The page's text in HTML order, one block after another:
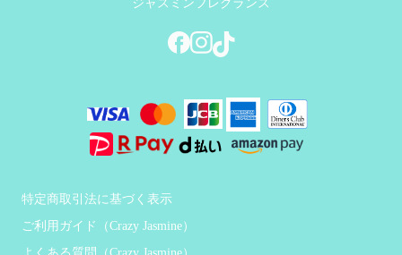
ジャスミンフレグランス
特定商取引法に基づく表示
ご利用ガイド（Crazy Jasmine）